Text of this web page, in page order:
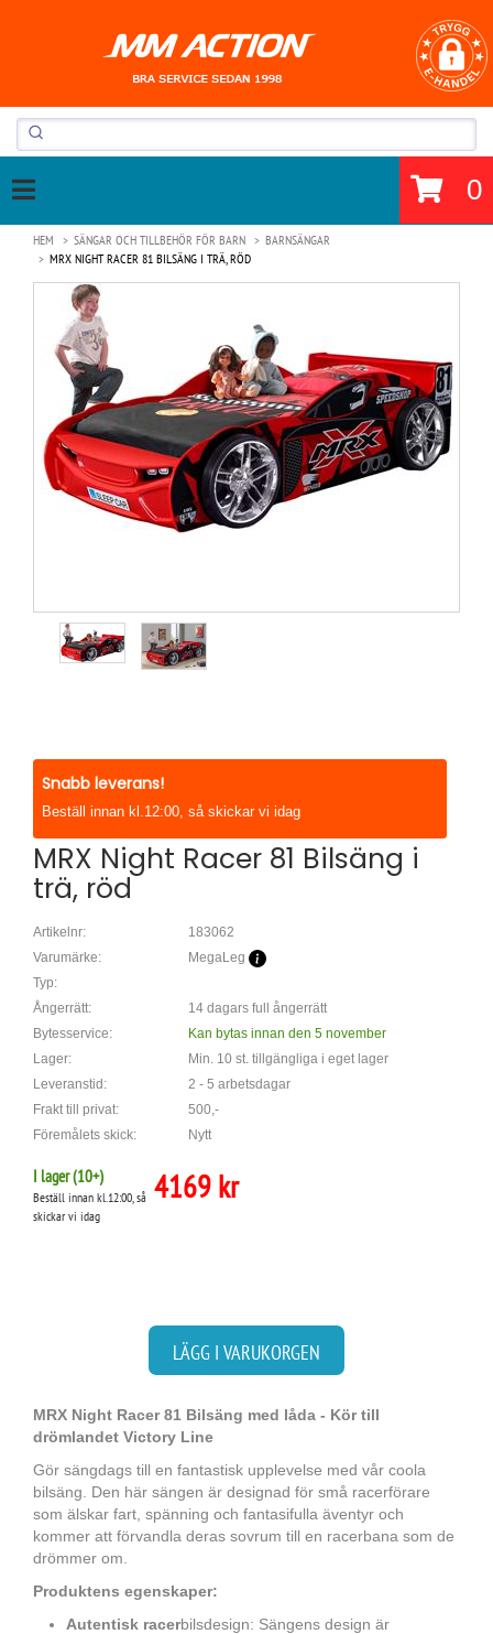
0
HEM SÄNGAR OCH TILLBEHÖR FÖR BARN
BARNSÄNGAR
MRX NIGHT RACER 81 BILSÄNG I TRÄ, RÖD
Snabb leverans!
Beställ innan kl.12:00, så skickar vi idag
MRX Night Racer 81 Bilsäng i
trä, röd
Artikelnr:
183062
Varumärke:
MegaLeg
Typ:
Ångerrätt:
14 dagars full ångerrätt
Bytesservice:
Kan bytas innan den 5 november
Lager:
Min. 10 st. tillgängliga i eget lager
Leveranstid:
2 - 5 arbetsdagar
Frakt till privat:
500,-
Föremålets skick:
Nytt
I lager (10+)
Beställ innan kl.12:00, så
skickar vi idag
4169 kr
LÄGG I VARUKORGEN
MRX Night Racer 81 Bilsäng med låda - Kör till
drömlandet Victory Line
Gör sängdags till en fantastisk upplevelse med vår coola
bilsäng. Den här sängen är designad för små racerförare
som älskar fart, spänning och fantasifulla äventyr och
kommer att förvandla deras sovrum till en racerbana som de
drömmer om.
Produktens egenskaper:
Autentisk racerbilsdesign: Sängens design är